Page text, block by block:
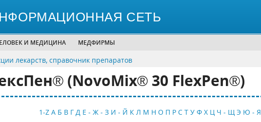
СЕТЬ
И МЕДИЦИНА МЕДФИРМЫ
лекарств, справочник препаратов
(NovoMix® 30 FlexPen®)
1-Z А Б В Г Д Е - Ж - З И - Й К Л М Н О П Р С Т У Ф Х Ц Ч - Щ Э Ю - Я